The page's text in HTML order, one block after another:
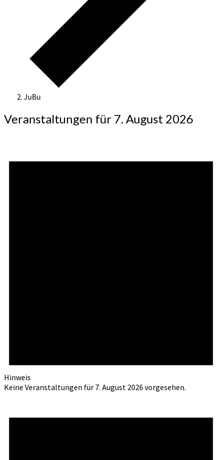
JuBu
Veranstaltungen für 7. August 2026
Hinweis
Keine Veranstaltungen für 7. August 2026 vorgesehen.